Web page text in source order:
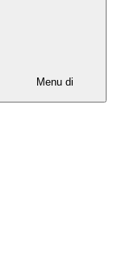
Menu di